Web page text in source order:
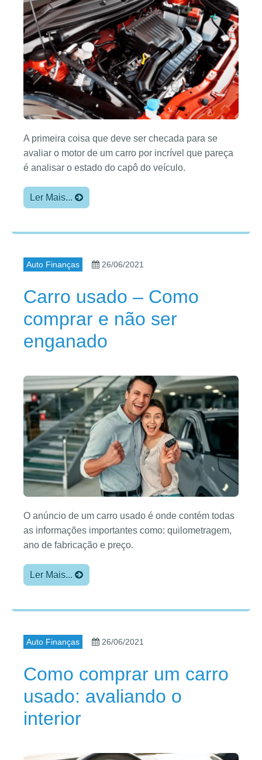
A primeira coisa que deve ser checada para se
avaliar o motor de um carro por incrível que pareça
é analisar o estado do capô do veículo.
Ler Mais...
Auto Finanças 26/06/2021
Carro usado – Como
comprar e não ser
enganado
O anúncio de um carro usado é onde contém todas
as informações importantes como: quilometragem,
ano de fabricação e preço.
Ler Mais...
Auto Finanças 26/06/2021
Como comprar um carro
usado: avaliando o
interior